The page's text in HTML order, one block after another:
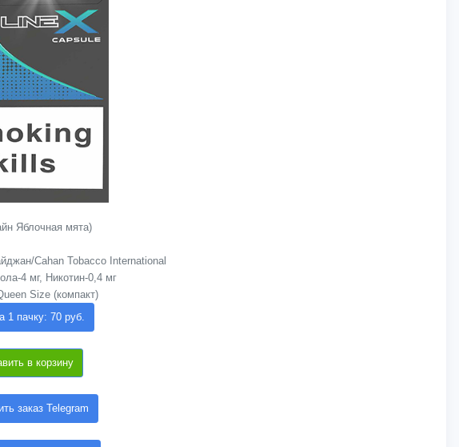
Яблочная мята)
Cahan Tobacco International
4 мг, Никотин-0,4 мг
Size (компакт)
1 пачку: 70 руб.
в корзину
заказ Telegram